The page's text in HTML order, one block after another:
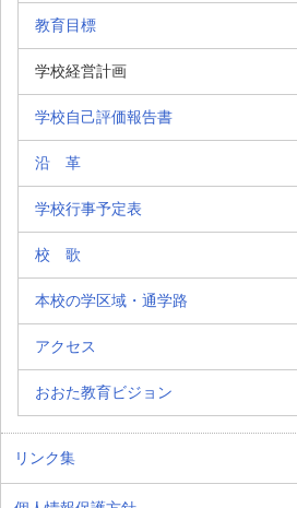
教育目標
学校経営計画
学校自己評価報告書
沿 革
学校行事予定表
校 歌
本校の学区域・通学路
アクセス
おおた教育ビジョン
リンク集